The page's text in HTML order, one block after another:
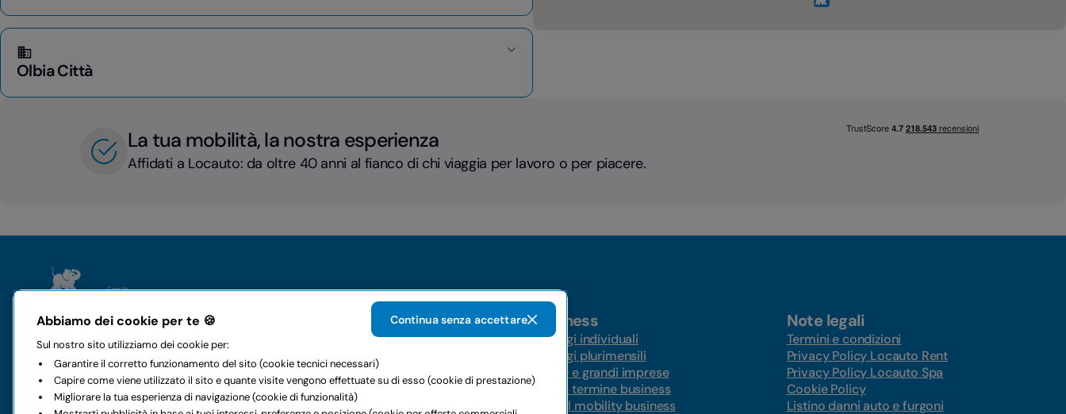
Olbia Città
La tua mobilità, la nostra esperienza
Affidati a Locauto: da oltre 40 anni al fianco di chi viaggia per lavoro o per piacere.
Il gruppo
Chi siamo
Storia e valori
Mobilità a 360 gradi
Sostenibilità
Codice etico
Furgoni
Noleggio a lungo termine
Noleggio internazionale
I nostri uffici
Business
Noleggi individuali
Noleggi plurimensili
Medie e grandi imprese
Lungo termine business
Global mobility business
Note legali
Termini e condizioni
Privacy Policy Locauto Rent
Privacy Policy Locauto Spa
Cookie Policy
Listino danni auto e furgoni
Abbiamo dei cookie per te 🍪
Sul nostro sito utilizziamo dei cookie per:
Garantire il corretto funzionamento del sito (cookie tecnici necessari)
Capire come viene utilizzato il sito e quante visite vengono effettuate su di esso (cookie di prestazione)
Migliorare la tua esperienza di navigazione (cookie di funzionalità)
Continua senza accettare